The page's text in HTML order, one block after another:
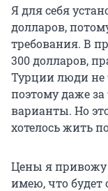
Я для себя
долларов,
требования. В
300 долларов,
Турции люди не
поэтому даже
варианты. Но
хотелось жить
Цены я привожу
имею, что будет